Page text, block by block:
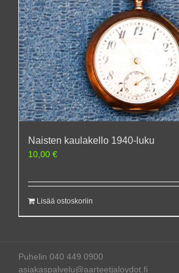
Naisten kaulakello 1940-luku
10,00 €
Lisää ostoskoriin
Puhelin 040 449 0900
asiakaspalvelu@aarteetjaloydot.fi